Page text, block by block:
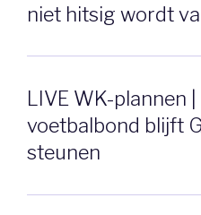
niet hitsig wordt
LIVE WK-plannen
voetbalbond blijft
steunen